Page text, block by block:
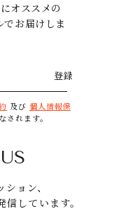
オススメの
でお届けしま
登録
及び 個人情報保
されます。
ョン、
しています。